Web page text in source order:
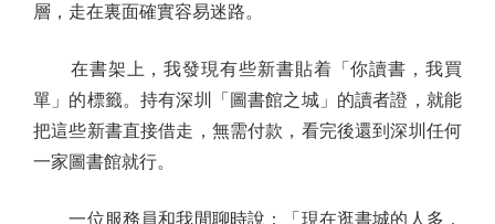
層，走在裏面確實容易迷路。
在書架上，我發現有些新書貼着「你讀書，我買
單」的標籤。持有深圳「圖書館之城」的讀者證，就能
把這些新書直接借走，無需付款，看完後還到深圳任何
一家圖書館就行。
一位服務員和我閒聊時說：「現在逛書城的人多，